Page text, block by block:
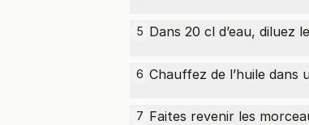
5 Dans 20 cl d’eau, diluez
6 Chauffez de l’huile dans
7 Faites revenir les